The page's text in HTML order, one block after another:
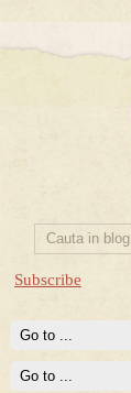
Subscribe
Prima mea
Averea
conturi